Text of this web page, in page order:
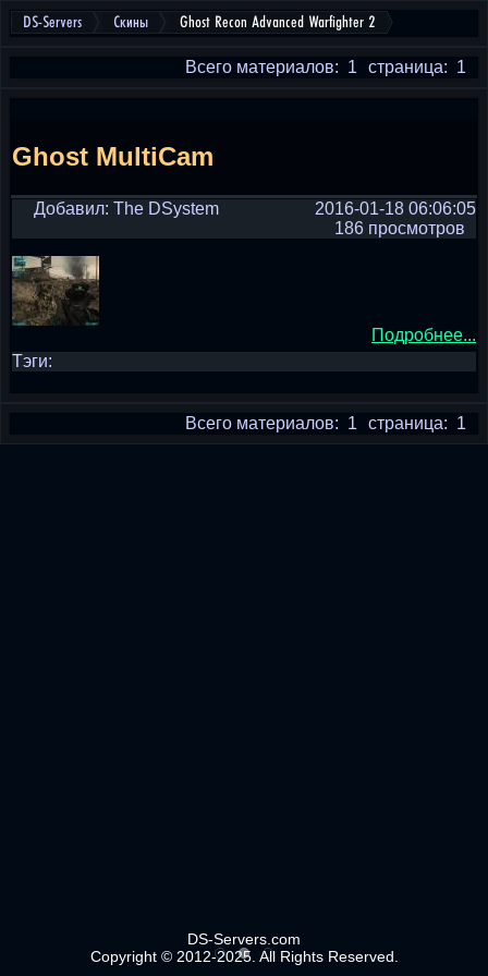
DS-Servers Скины Ghost Recon Advanced Warfighter 2
страница: 1
Всего материалов: 1
Ghost MultiCam
Добавил: The DSystem
2016-01-18 06:06:05
186 просмотров
Подробнее...
Тэги:
страница: 1
Всего материалов: 1
DS-Servers.com
Copyright © 2012-2025. All Rights Reserved.